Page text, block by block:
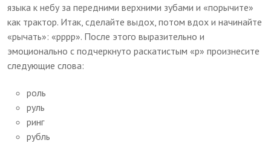
языка к небу за передними верхними зубами и «порычите»
как трактор. Итак, сделайте выдох, потом вдох и начинайте
«рычать»: «рррр». После этого выразительно и
эмоционально с подчеркнуто раскатистым «р» произнесите
следующие слова:
роль
руль
ринг
рубль